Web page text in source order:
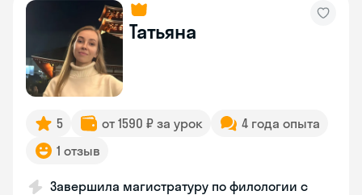
Татьяна
5 от 1590 ₽ за урок
4 года опыта
1 отзыв
Завершила магистратуру по филологии с